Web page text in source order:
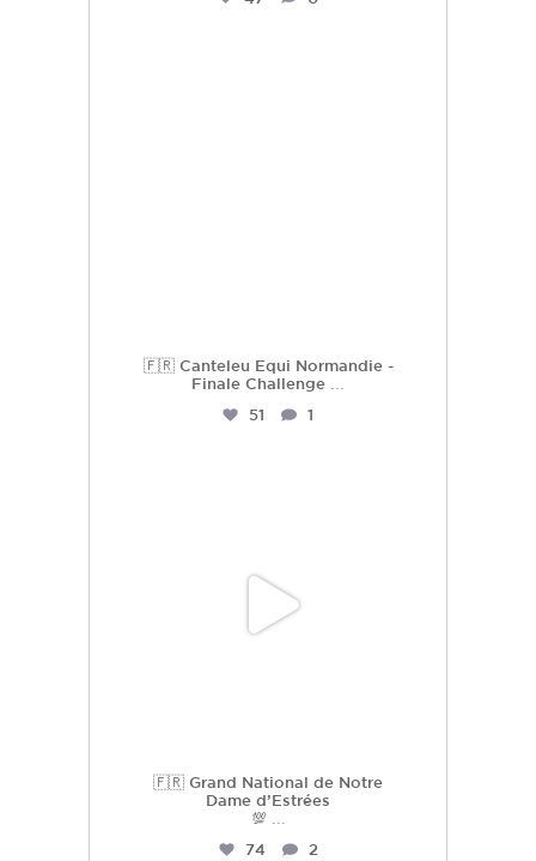
🇫🇷 Canteleu Equi Normandie -
Finale Challenge
51
1
🇫🇷 Grand National de Notre
Dame d’Estrées
💯
74
2